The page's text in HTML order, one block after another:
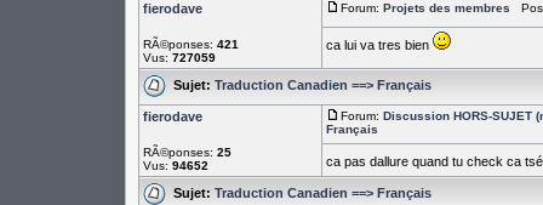
fierodave
RÃ©ponses: 421
Vus: 727059
Forum: Projets des membres
ca lui va tres bien
Sujet: Traduction Canadien ==> Français
fierodave
RÃ©ponses: 25
Vus: 94652
Forum: Discussion HORS-SUJET
Français
ca pas dallure quand tu check ca
Sujet: Traduction Canadien ==> Français